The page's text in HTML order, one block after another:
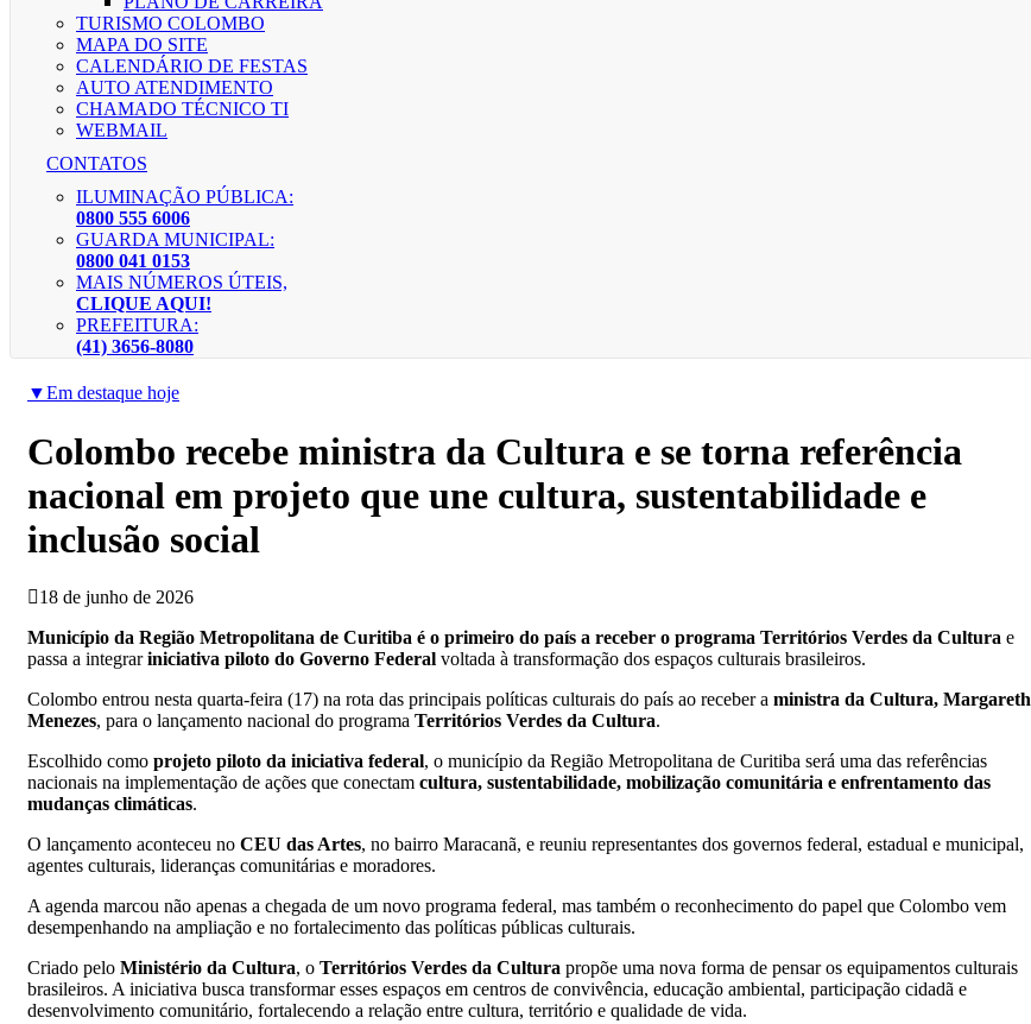
TURISMO COLOMBO
MAPA DO SITE
CALENDÁRIO DE FESTAS
AUTO ATENDIMENTO
CHAMADO TÉCNICO TI
WEBMAIL
CONTATOS
ILUMINAÇÃO PÚBLICA:
0800 555 6006
GUARDA MUNICIPAL:
0800 041 0153
MAIS NÚMEROS ÚTEIS,
CLIQUE AQUI!
PREFEITURA:
(41) 3656-8080
▼Em destaque hoje
Colombo recebe ministra da Cultura e se torna referência
nacional em projeto que une cultura, sustentabilidade e
inclusão social
18 de junho de 2026
Município da Região Metropolitana de Curitiba é o primeiro do país a receber o programa Territórios Verdes da Cultura e
passa a integrariniciativa piloto do Governo Federal voltada à transformação dos espaços culturais brasileiros.
Colombo entrou nesta quarta-feira (17) na rota das principais políticas culturais do país ao receber a ministra da Cultura, Margareth
Menezes, para o lançamento nacional do programa Territórios Verdes da Cultura.
Escolhido como projeto piloto da iniciativa federal, o município da Região Metropolitana de Curitiba será uma das referências
nacionais na implementação de ações que conectam cultura, sustentabilidade, mobilização comunitária e enfrentamento das
mudanças climáticas.
O lançamento aconteceu no CEU das Artes, no bairro Maracanã, e reuniu representantes dos governos federal, estadual e municipal,
agentes culturais, lideranças comunitárias e moradores.
A agenda marcou não apenas a chegada de um novo programa federal, mas também o reconhecimento do papel que Colombo vem
desempenhando na ampliação e no fortalecimento das políticas públicas culturais.
Criado pelo Ministério da Cultura, o Territórios Verdes da Cultura propõe uma nova forma de pensar os equipamentos culturais
brasileiros. A iniciativa busca transformar esses espaços em centros de convivência, educação ambiental, participação cidadã e
desenvolvimento comunitário, fortalecendo a relação entre cultura, território e qualidade de vida.